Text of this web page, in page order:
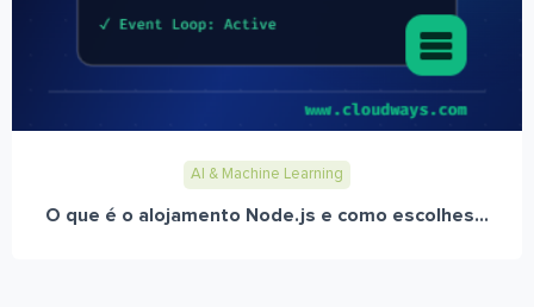
AI & Machine Learning
O que é o alojamento Node.js e como escolhes...